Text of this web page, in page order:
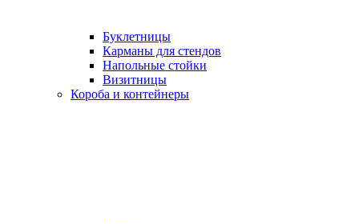
Буклетницы
Карманы для стендов
Напольные стойки
Визитницы
Короба и контейнеры